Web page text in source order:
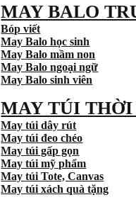
MAY BALO
Bóp viết
May Balo học sinh
May Balo mầm non
May Balo ngoại ngữ
May Balo sinh viên
MAY TÚI
May túi dây rút
May túi đeo chéo
May túi gấp gọn
May túi mỹ phẩm
May túi Tote, Canvas
May túi xách quà tặng